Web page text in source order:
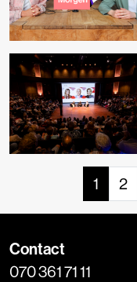
1 2
Contact
070 361 71 11